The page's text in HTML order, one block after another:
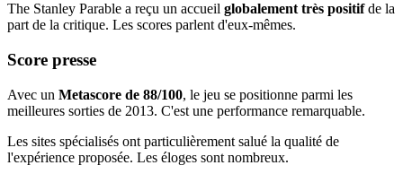
The Stanley Parable a reçu un accueil globalement très positifde la
part de la critique. Les scores parlent d'eux-mêmes.
Score presse
Avec un Metascore de 88/100, le jeu se positionne parmi les
meilleures sorties de 2013. C'est une performance remarquable.
Les sites spécialisés ont particulièrement salué la qualité de
l'expérience proposée. Les éloges sont nombreux.